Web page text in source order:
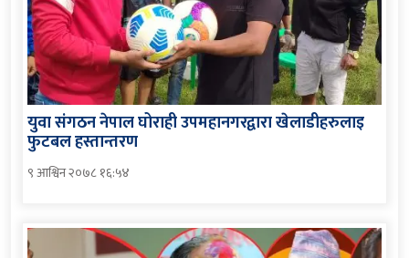
युवा संगठन नेपाल घोराही उपमहानगरद्वारा खेलाडीहरुलाइ
फुटबल हस्तान्तरण
९ आश्विन २०७८ १६:५४